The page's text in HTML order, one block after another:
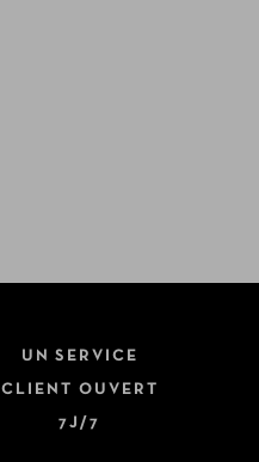
UN SERVICE
CLIENT OUVERT
7J/7